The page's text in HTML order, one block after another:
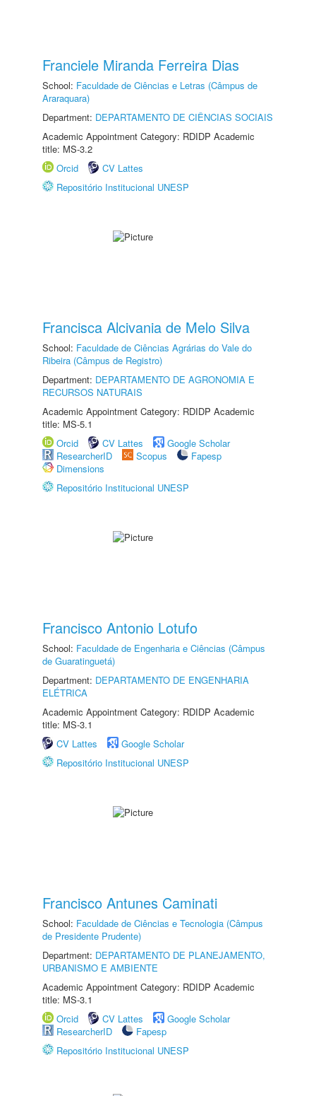
Franciele Miranda Ferreira Dias
School: Faculdade de Ciências e Letras (Câmpus de
Araraquara)
Department: DEPARTAMENTO DE CIÊNCIAS SOCIAIS
Academic Appointment Category: RDIDP Academic
title: MS-3.2
Orcid
CV Lattes
Repositório Institucional UNESP
Francisca Alcivania de Melo Silva
School: Faculdade de Ciências Agrárias do Vale do
Ribeira (Câmpus de Registro)
Department: DEPARTAMENTO DE AGRONOMIA E
RECURSOS NATURAIS
Academic Appointment Category: RDIDP Academic
title: MS-5.1
Orcid
CV Lattes
Google Scholar
ResearcherID
Scopus
Fapesp
Dimensions
Repositório Institucional UNESP
Francisco Antonio Lotufo
School: Faculdade de Engenharia e Ciências (Câmpus
de Guaratinguetá)
Department: DEPARTAMENTO DE ENGENHARIA
ELÉTRICA
Academic Appointment Category: RDIDP Academic
title: MS-3.1
CV Lattes
Google Scholar
Repositório Institucional UNESP
Francisco Antunes Caminati
School: Faculdade de Ciências e Tecnologia (Câmpus
de Presidente Prudente)
Department: DEPARTAMENTO DE PLANEJAMENTO,
URBANISMO E AMBIENTE
Academic Appointment Category: RDIDP Academic
title: MS-3.1
Orcid
CV Lattes
Google Scholar
ResearcherID
Fapesp
Repositório Institucional UNESP